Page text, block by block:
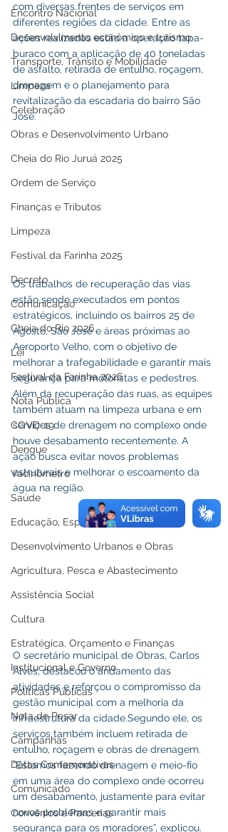
Encontro Nacional
Desenvolvimento econômico e turismo
Transporte, Trânsito e Mobilidade
Limpeza
Celebração
Obras e Desenvolvimento Urbano
Cheia do Rio Juruá 2025
Ordem de Serviço
Finanças e Tributos
Limpeza
Festival da Farinha 2025
Decreto
Comunicação
Cheia do Rio 2026
Lei
Festival da Farinha 2026
Nota Pública
COVD-19
Dengue
Vacinômetro
Saúde
Educação, Esporte e Lazer
Desenvolvimento Urbanos e Obras
Agricultura, Pesca e Abastecimento
Assistência Social
Cultura
Estratégica, Orçamento e Finanças
Institucional e Governo
Políticas Públicas
Nota de Pesar
Campanhas
Datas Comemorativas
Comunicado
Convênios e Parcerias
com diversas frentes de serviços em
diferentes regiões da cidade. Entre as
ações realizadas estão a operação tapa-
buraco com a aplicação de 40 toneladas
de asfalto, retirada de entulho, roçagem,
drenagem e o planejamento para
revitalização da escadaria do bairro São
José.
Os trabalhos de recuperação das vias
estão sendo executados em pontos
estratégicos, incluindo os bairros 25 de
Agosto, São José e áreas próximas ao
Aeroporto Velho, com o objetivo de
melhorar a trafegabilidade e garantir mais
segurança para motoristas e pedestres.
Além da recuperação das ruas, as equipes
também atuam na limpeza urbana e em
serviços de drenagem no complexo onde
houve desabamento recentemente. A
ação busca evitar novos problemas
estruturais e melhorar o escoamento da
água na região.
O secretário municipal de Obras, Carlos
Alves, destacou o andamento das
atividades e reforçou o compromisso da
gestão municipal com a melhoria da
infraestrutura da cidade.Segundo ele, os
serviços também incluem retirada de
entulho, roçagem e obras de drenagem.
“Estamos fazendo drenagem e meio-fio
em uma área do complexo onde ocorreu
um desabamento, justamente para evitar
novos problemas e garantir mais
segurança para os moradores”, explicou.